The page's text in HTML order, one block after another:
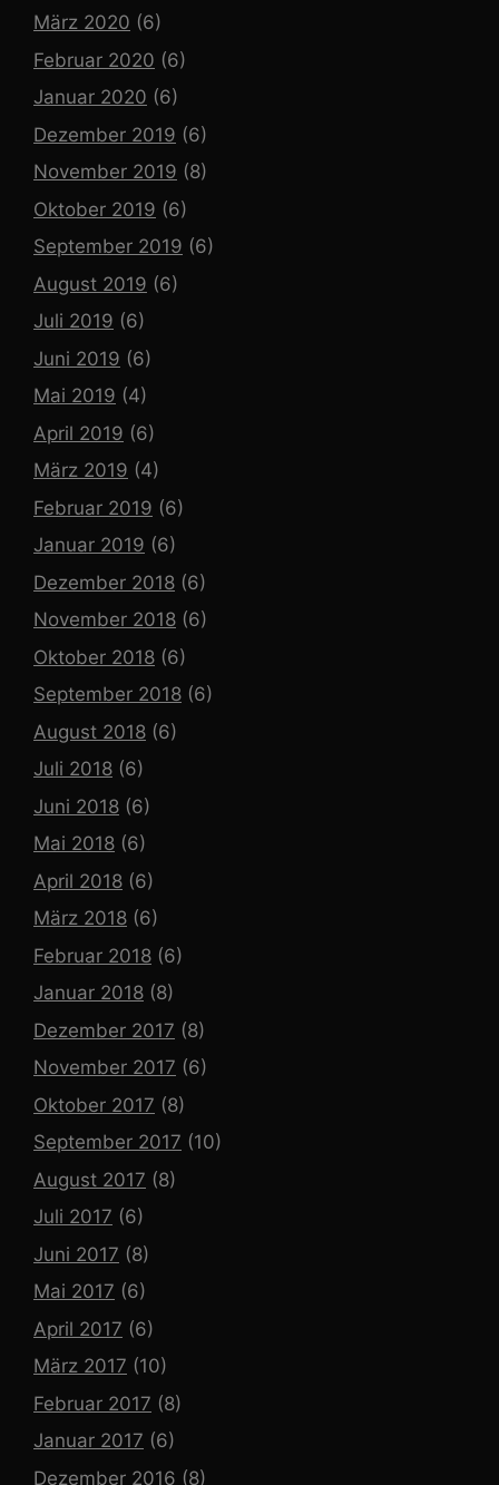
März 2020 (6)
Februar 2020 (6)
Januar 2020 (6)
Dezember 2019 (6)
November 2019 (8)
Oktober 2019 (6)
September 2019 (6)
August 2019 (6)
Juli 2019 (6)
Juni 2019 (6)
Mai 2019 (4)
April 2019 (6)
März 2019 (4)
Februar 2019 (6)
Januar 2019 (6)
Dezember 2018 (6)
November 2018 (6)
Oktober 2018 (6)
September 2018 (6)
August 2018 (6)
Juli 2018 (6)
Juni 2018 (6)
Mai 2018 (6)
April 2018 (6)
März 2018 (6)
Februar 2018 (6)
Januar 2018 (8)
Dezember 2017 (8)
November 2017 (6)
Oktober 2017 (8)
September 2017 (10)
August 2017 (8)
Juli 2017 (6)
Juni 2017 (8)
Mai 2017 (6)
April 2017 (6)
März 2017 (10)
Februar 2017 (8)
Januar 2017 (6)
Dezember 2016 (8)